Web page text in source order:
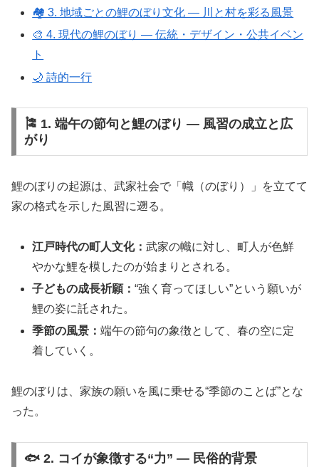
🏘 3. 地域ごとの鯉のぼり文化 ― 川と村を彩る風景
🎨 4. 現代の鯉のぼり ― 伝統・デザイン・公共イベン
ト
🌙 詩的一行
🎏 1. 端午の節句と鯉のぼり ― 風習の成立と広
がり
鯉のぼりの起源は、武家社会で「幟（のぼり）」を立てて
家の格式を示した風習に遡る。
江戸時代の町人文化：武家の幟に対し、町人が色鮮
やかな鯉を模したのが始まりとされる。
子どもの成長祈願：“強く育ってほしい”という願いが
鯉の姿に託された。
季節の風景：端午の節句の象徴として、春の空に定
着していく。
鯉のぼりは、家族の願いを風に乗せる“季節のことば”とな
った。
🐟 2. コイが象徴する“力” ― 民俗的背景